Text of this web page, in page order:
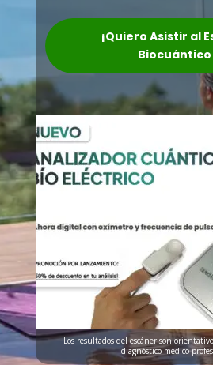
¡Quiero Asistir al
Los resultados del escáner son
diagnóstico médico